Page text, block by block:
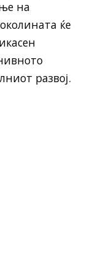
на
ќе
развој.